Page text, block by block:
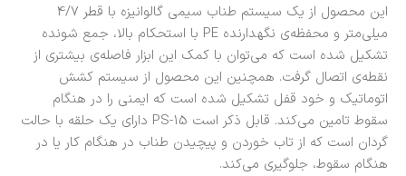
این محصول از یک سیستم طناب سیمی گالوانیزه با قطر 4/7
میلی‌متر و محفظه‌ی نگهدارنده PE با استحکام بالا، جمع شونده
تشکیل شده است که می‌توان با کمک این ابزار فاصله‌ی بیشتری از
نقطه‌ی اتصال گرفت. همچنین این محصول از سیستم کشش
اتوماتیک و خود قفل تشکیل شده است که ایمنی را در هنگام
سقوط تامین می‌کند. قابل ذکر است PS-15 دارای یک حلقه با حالت
گردان است که از تاب خوردن و پیچیدن طناب در هنگام کار یا در
هنگام سقوط، جلوگیری می‌کند.